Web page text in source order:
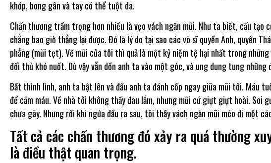
khớp, bong gân và tay có thể tuột da.
Chấn thương trầm trọng hơn nhiều là vẹo vách ngăn mũi. Như ta biết, cấu tạo
chẳng bao giờ thẳng lại được. Đó là lý do tại sao các võ sĩ quyền Anh, quyền
phẳng (mũi tẹt). Về mũi của tôi thì quả là một kỷ niệm tệ hại nhất trong
đối thủ khó nuốt. Dù vậy vẫn dồn anh ta vào một góc, và ung dung tung những
Bất thình lình, anh ta bật lên và đầu anh ta đánh cốp ngay giữa mũi tôi. Máu
để cầm máu. Về nhà tôi không thấy đau lắm, nhưng mũi cứ giựt giựt hoài. Soi
chưa gãy. Nhưng rồi khi ngửa đầu ra sau, tôi thấy vách ngăn mũi méo đi một
Tất cả các chấn thương đó xảy ra quá thường
là điều thật quan trọng.